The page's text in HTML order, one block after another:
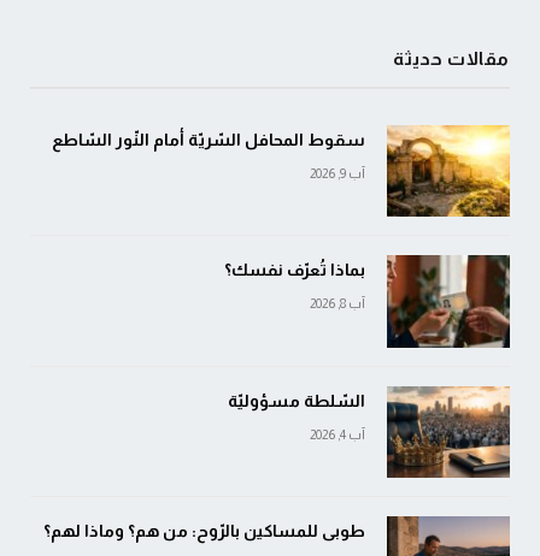
مقالات حديثة
سقوط المحافل السّريّة أمام النّور السّاطع
آب 9, 2026
بماذا تُعرّف نفسك؟
آب 8, 2026
السّلطة مسؤوليّة
آب 4, 2026
طوبى للمساكين بالرّوح: من هم؟ وماذا لهم؟